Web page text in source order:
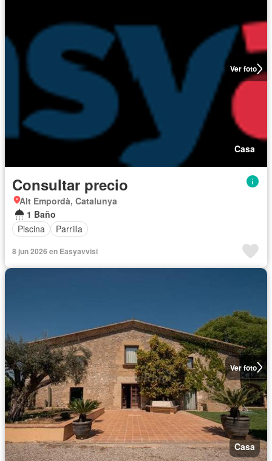
Ver foto
Casa
Consultar precio
Alt Empordà, Catalunya
1 Baño
Piscina
Parrilla
8 jun 2026 en Easyavvisi
Ver foto
Casa